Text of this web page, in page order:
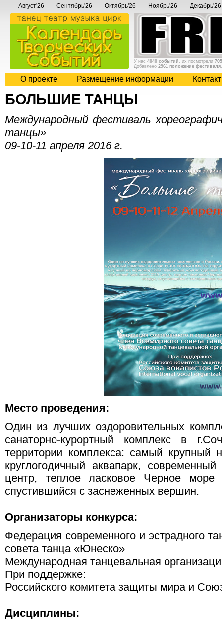
Август'26 Сентябрь'26 Октябрь'26 Ноябрь'26 Декабрь'26
У нас 4040 событий , их посмотрели
Добавлено 2961 положение фестиваля
О проекте Размещение информации
БОЛЬШИЕ ТАНЦЫ
Международный фестиваль
танцы»
09-10-11 апреля 2016 г.
Место проведения:
Один из лучших оздоровительных
санаторно-курортный комплекс в
территории комплекса: самый крупный
круглогодичный аквапарк,
центр, теплое ласковое Черное
спустившийся с заснеженных вершин.
Организаторы конкурса:
Федерация современного и эстрадного
совета танца «Юнеско»
Международная танцевальная
При поддержке:
Российского комитета защиты мира и
Дисциплины: